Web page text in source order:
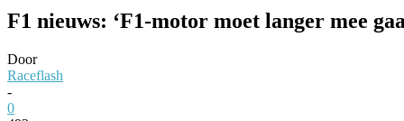
F1 nieuws: ‘F1-motor moet langer mee
Door
Raceflash
-
0